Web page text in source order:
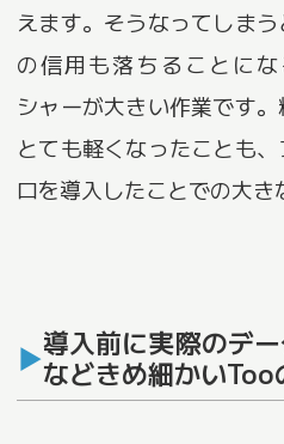
えます。そうなってしま
の信用も落ちることに
シャーが大きい作業です
とても軽くなったことも
ロを導入したことでの大き
導入前に実際のデ
などきめ細かいToo